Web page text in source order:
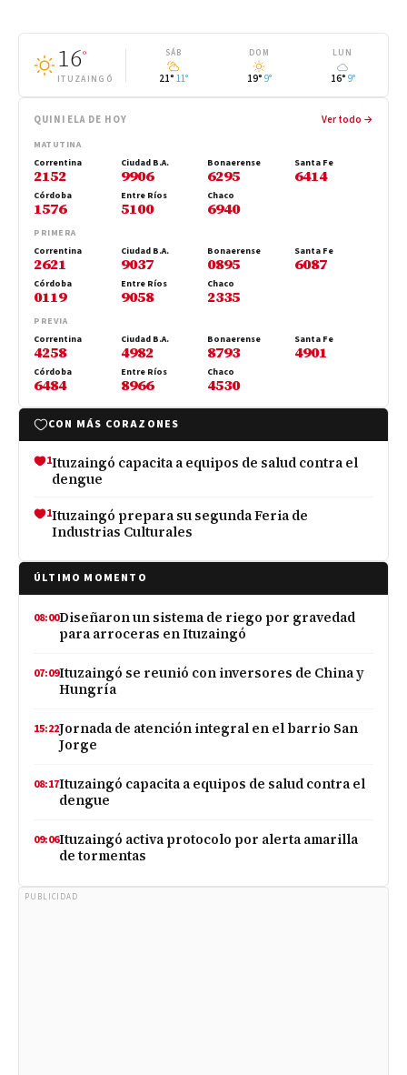
16°
ITUZAINGÓ
SÁB
21° 11°
DOM
19° 9°
LUN
16° 9°
QUINIELA DE HOY Ver todo →
MATUTINA
Correntina
2152
Ciudad B.A.
9906
Bonaerense
6295
Santa Fe
6414
Córdoba
1576
Entre Ríos
5100
Chaco
6940
PRIMERA
Correntina
2621
Ciudad B.A.
9037
Bonaerense
0895
Santa Fe
6087
Córdoba
0119
Entre Ríos
9058
Chaco
2335
PREVIA
Correntina
4258
Ciudad B.A.
4982
Bonaerense
8793
Santa Fe
4901
Córdoba
6484
Entre Ríos
8966
Chaco
4530
CON MÁS CORAZONES
1Ituzaingó capacita a equipos de salud contra el
dengue
1Ituzaingó prepara su segunda Feria de
Industrias Culturales
ÚLTIMO MOMENTO
08:00Diseñaron un sistema de riego por gravedad
para arroceras en Ituzaingó
07:09Ituzaingó se reunió con inversores de China y
Hungría
15:22Jornada de atención integral en el barrio San
Jorge
08:17Ituzaingó capacita a equipos de salud contra el
dengue
09:06Ituzaingó activa protocolo por alerta amarilla
de tormentas
PUBLICIDAD